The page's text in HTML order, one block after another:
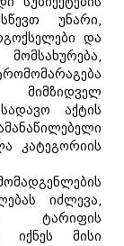
უნარი,
და
აქტის
კატეგორიის
იძლევა,
ტარიფის
იქნეს მისი